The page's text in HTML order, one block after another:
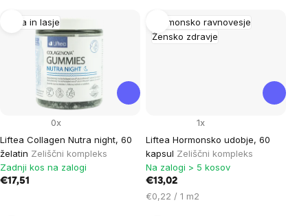
enoto:
Koža in lasje
Liftea Collagen Nutra night, 60
želatin Zeliščni kompleks
0x
Zadnji kos na zalogi
€17,51
Hormonsko ravnovesje
Žensko zdravje
Liftea Hormonsko udobje, 60
kapsul Zeliščni kompleks
1x
Na zalogi > 5 kosov
€13,02
Cena
€0,22 / 1 m2